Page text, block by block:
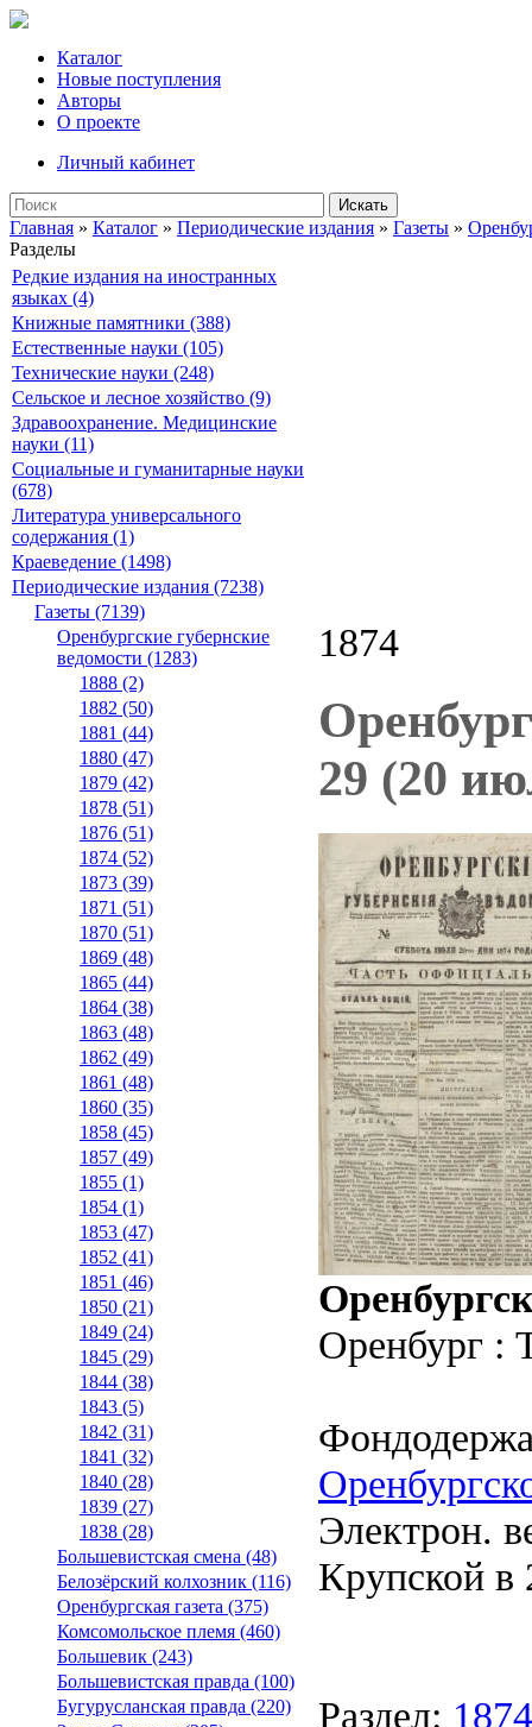
Каталог
Новые поступления
Авторы
О проекте
Личный кабинет
Искать
Главная » Каталог » Периодические издания » Газеты »
Разделы
Редкие издания на иностранных
языках (4)
Книжные памятники (388)
Естественные науки (105)
Технические науки (248)
Сельское и лесное хозяйство (9)
Здравоохранение. Медицинские
науки (11)
Социальные и гуманитарные науки
(678)
Литература универсального
содержания (1)
Краеведение (1498)
Периодические издания (7238)
Газеты (7139)
Оренбургские губернские
ведомости (1283)
1888 (2)
1882 (50)
1881 (44)
1880 (47)
1879 (42)
1878 (51)
1876 (51)
1874 (52)
1873 (39)
1871 (51)
1870 (51)
1869 (48)
1865 (44)
1864 (38)
1863 (48)
1862 (49)
1861 (48)
1860 (35)
1858 (45)
1857 (49)
1855 (1)
1854 (1)
1853 (47)
1852 (41)
1851 (46)
1850 (21)
1849 (24)
1845 (29)
1844 (38)
1843 (5)
1842 (31)
1841 (32)
1840 (28)
1839 (27)
1838 (28)
Большевистская смена (48)
Белозёрский колхозник (116)
Оренбургская газета (375)
Комсомольское племя (460)
Большевик (243)
Большевистская правда (100)
Бугурусланская правда (220)
1874
29 (20
Оренбург :
Электрон.
Крупской в
Раздел: 1874